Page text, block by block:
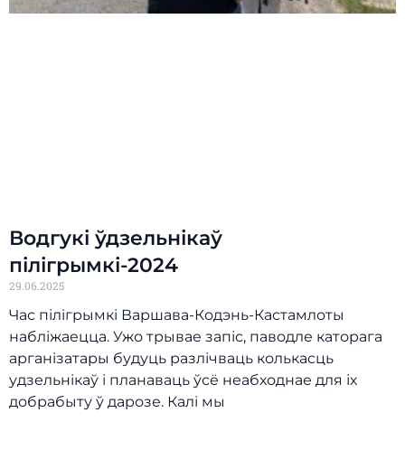
Водгукі ўдзельнікаў
пілігрымкі-2024
29.06.2025
Час пілігрымкі Варшава-Кодэнь-Кастамлоты
набліжаецца. Ужо трывае запіс, паводле каторага
арганізатары будуць разлічваць колькасць
удзельнікаў і планаваць ўсё неабходнае для іх
добрабыту ў дарозе. Калі мы